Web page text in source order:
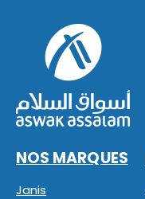
NOS MARQUES
Janis